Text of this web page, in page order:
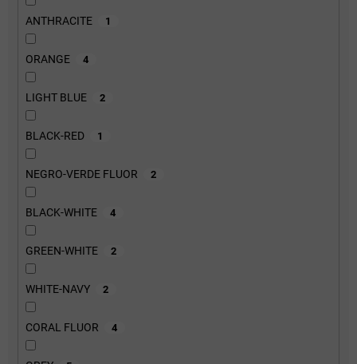
ANTHRACITE 1
ORANGE 4
LIGHT BLUE 2
BLACK-RED 1
NEGRO-VERDE FLUOR 2
BLACK-WHITE 4
GREEN-WHITE 2
WHITE-NAVY 2
CORAL FLUOR 4